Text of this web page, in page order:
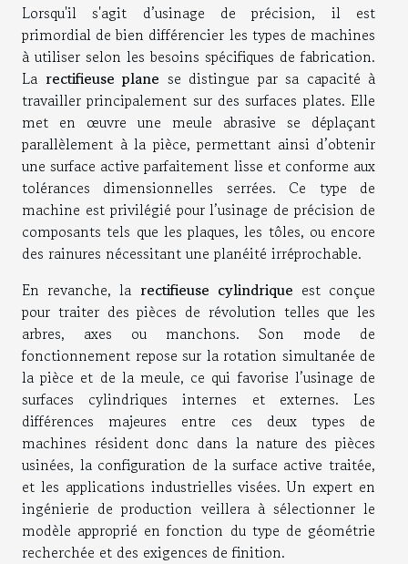
Lorsqu'il s'agit d’usinage de précision, il est
primordial de bien différencier les types de machines
à utiliser selon les besoins spécifiques de fabrication.
La rectifieuse plane se distingue par sa capacité à
travailler principalement sur des surfaces plates. Elle
met en œuvre une meule abrasive se déplaçant
parallèlement à la pièce, permettant ainsi d’obtenir
une surface active parfaitement lisse et conforme aux
tolérances dimensionnelles serrées. Ce type de
machine est privilégié pour l’usinage de précision de
composants tels que les plaques, les tôles, ou encore
des rainures nécessitant une planéité irréprochable.
En revanche, la rectifieuse cylindrique est conçue
pour traiter des pièces de révolution telles que les
arbres, axes ou manchons. Son mode de
fonctionnement repose sur la rotation simultanée de
la pièce et de la meule, ce qui favorise l’usinage de
surfaces cylindriques internes et externes. Les
différences majeures entre ces deux types de
machines résident donc dans la nature des pièces
usinées, la configuration de la surface active traitée,
et les applications industrielles visées. Un expert en
ingénierie de production veillera à sélectionner le
modèle approprié en fonction du type de géométrie
recherchée et des exigences de finition.